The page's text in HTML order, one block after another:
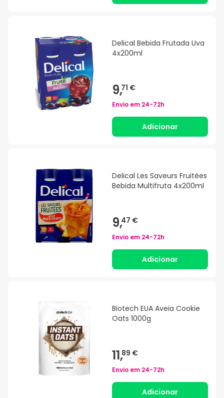
Delical Bebida Frutada Uva
4x200ml
9,71 €
Envio em 24-72h
Adicionar
Delical Les Saveurs Fruitées
Bebida Multifruta 4x200ml
9,47 €
Envio em 24-72h
Adicionar
Biotech EUA Aveia Cookie
Oats 1000g
11,89 €
Envio em 24-72h
Adicionar